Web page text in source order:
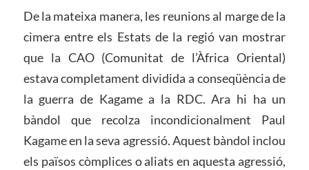
De la mateixa manera, les reunions al marge de la
cimera entre els Estats de la regió van mostrar
que la CAO (Comunitat de l’Àfrica Oriental)
estava completament dividida a conseqüència de
la guerra de Kagame a la RDC. Ara hi ha un
bàndol que recolza incondicionalment Paul
Kagame en la seva agressió. Aquest bàndol inclou
els països còmplices o aliats en aquesta agressió,